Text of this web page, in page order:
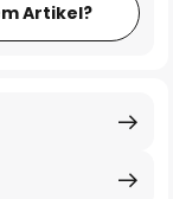
Artikel?